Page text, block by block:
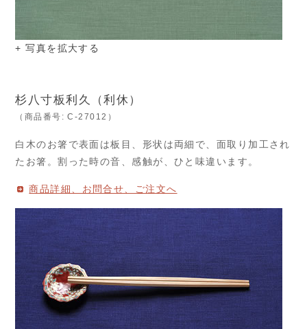
+ 写真を拡大する
杉八寸板利久（利休）
（商品番号: C-27012）
白木のお箸で表面は板目、形状は両細で、面取り加工され
たお箸。割った時の音、感触が、ひと味違います。
商品詳細、お問合せ、ご注文へ